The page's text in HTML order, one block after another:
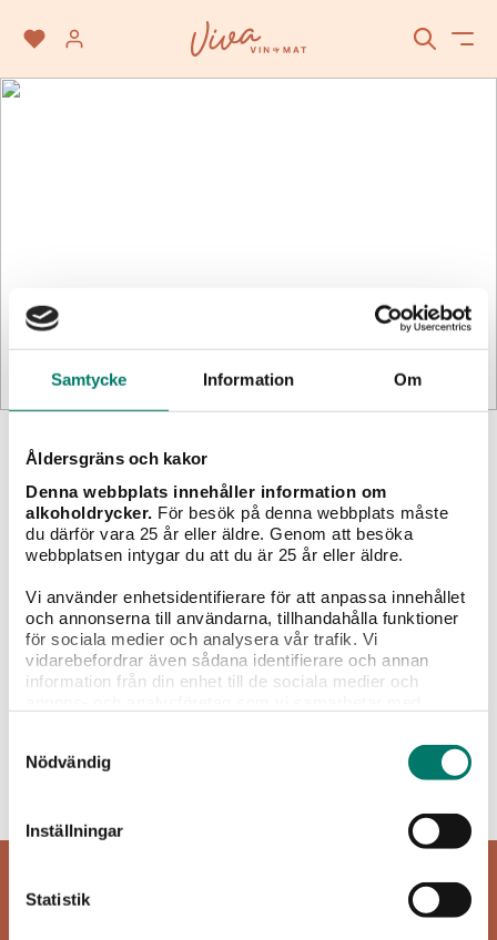
Samtycke Information Om
Åldersgräns och kakor
Denna webbplats innehåller information om
alkoholdrycker. För besök på denna webbplats måste
du därför vara 25 år eller äldre. Genom att besöka
webbplatsen intygar du att du är 25 år eller äldre.
Vi använder enhetsidentifierare för att anpassa innehållet
och annonserna till användarna, tillhandahålla funktioner
för sociala medier och analysera vår trafik. Vi
vidarebefordrar även sådana identifierare och annan
information från din enhet till de sociala medier och
information som du har tillhandahållit eller som de har
samlat in när du har använt deras tjänster.
Nödvändig
Inställningar
Statistik
SÖK
Passar till
Grillat Sallader Pasta Pizza
Fisk &
Sprit